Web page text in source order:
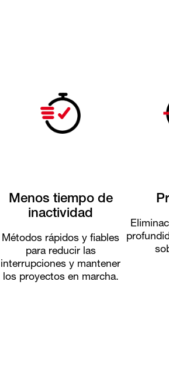
Menos tiempo de
inactividad
Métodos rápidos y fiables
para reducir las
interrupciones y mantener
los proyectos en marcha.